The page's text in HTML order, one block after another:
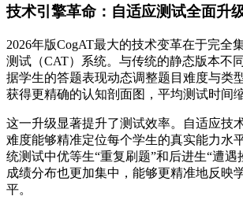
技术引擎革命：自适应测试全面升
2026年版CogAT最大的技术变革在于完全
测试（CAT）系统。与传统的静态版本不
据学生的答题表现动态调整题目难度与类
获得更精确的认知剖面图，平均测试时间缩
这一升级显著提升了测试效率。自适应技
难度能够精准定位每个学生的真实能力水
统测试中优等生“重复刷题”和后进生“遭遇
成绩分布也更加集中，能够更精准地反映
平。